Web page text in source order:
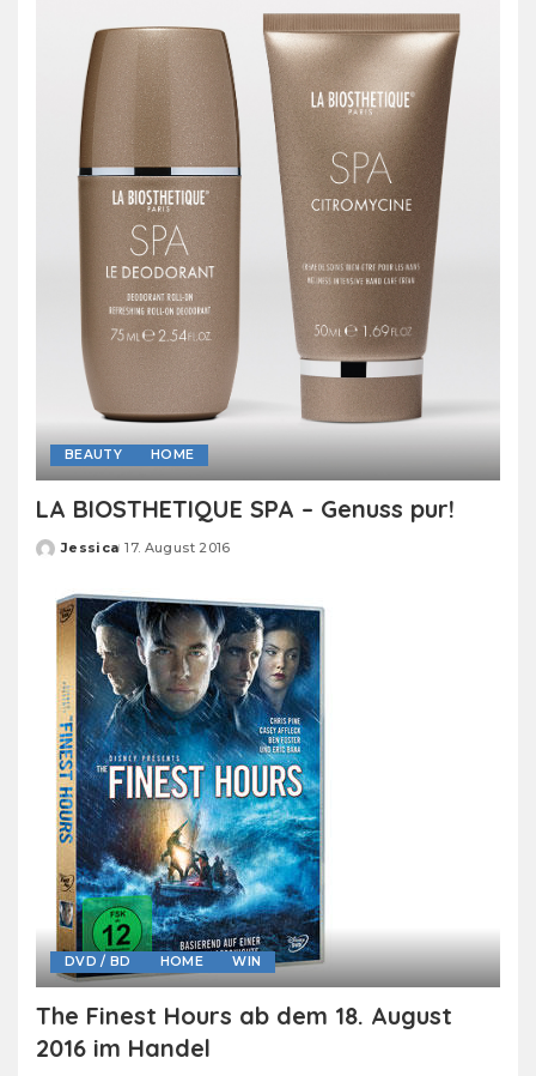
BEAUTY HOME
LA BIOSTHETIQUE SPA – Genuss pur!
Posted
Jessica 17. August 2016
DVD / BD HOME WIN
The Finest Hours ab dem 18. August
2016 im Handel